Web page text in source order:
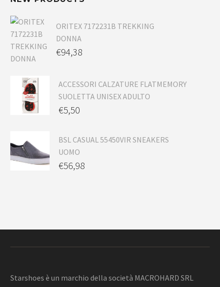
ORITEX 7172231B TREKKING
DONNA
€94,38
ACCESSORI CALZATURE FLATMEMORY
SUOLETTA UNISEX ADULTO
€5,50
BSL CASUAL 55450VIR SNEAKERS
UOMO
€56,98
Starshoes è un marchio della società MACROHARD SRL